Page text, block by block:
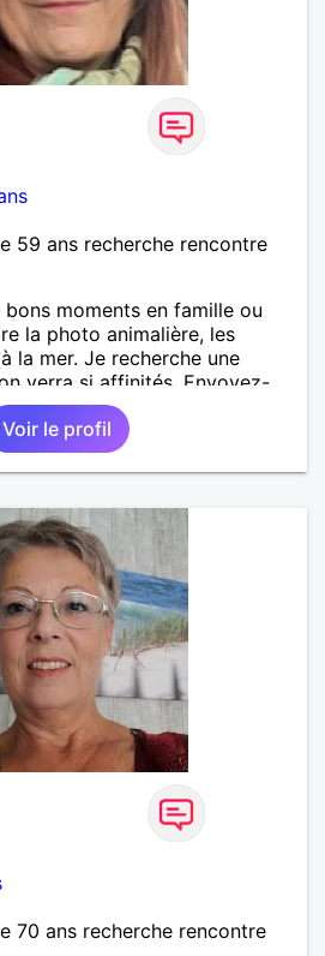
59 ans recherche rencontre
moments en famille ou
la photo animalière, les
la mer. Je recherche une
verra si affinités. Envoyez-
Voir le profil
70 ans recherche rencontre